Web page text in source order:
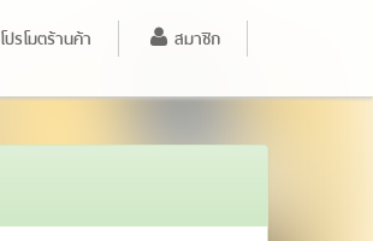
โปรโมตร้านค้า สมาชิก